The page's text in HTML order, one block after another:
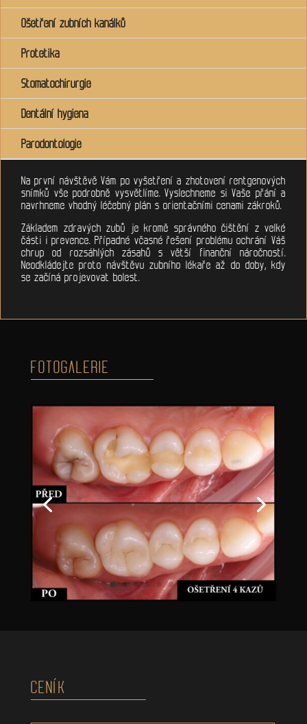
Ošetření zubních kanálků
Protetika
Stomatochirurgie
Dentální hygiena
Parodontologie
Na první návštěvě Vám po vyšetření a zhotovení rentgenových
snímků vše podrobně vysvětlíme. Vyslechneme si Vaše přání a
navrhneme vhodný léčebný plán s orientačními cenami zákroků.
Základem zdravých zubů je kromě správného čištění z velké
části i prevence. Případné včasné řešení problému ochrání Váš
chrup od rozsáhlých zásahů s větší finanční náročností.
Neodkládejte proto návštěvu zubního lékaře až do doby, kdy
se začíná projevovat bolest.
FOTOGALERIE
CENÍK